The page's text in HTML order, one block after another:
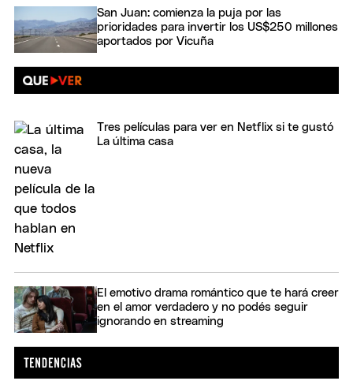
San Juan: comienza la puja por las
prioridades para invertir los US$250 millones
aportados por Vicuña
Tres películas para ver en Netflix si te gustó
La última casa
El emotivo drama romántico que te hará creer
en el amor verdadero y no podés seguir
ignorando en streaming